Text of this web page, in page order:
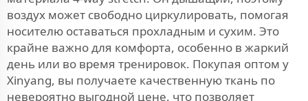
воздух может свободно циркулировать, помогая
носителю оставаться прохладным и сухим. Это
крайне важно для комфорта, особенно в жаркий
день или во время тренировок. Покупая оптом у
Xinyang, вы получаете качественную ткань по
невероятно выгодной цене, что позволяет